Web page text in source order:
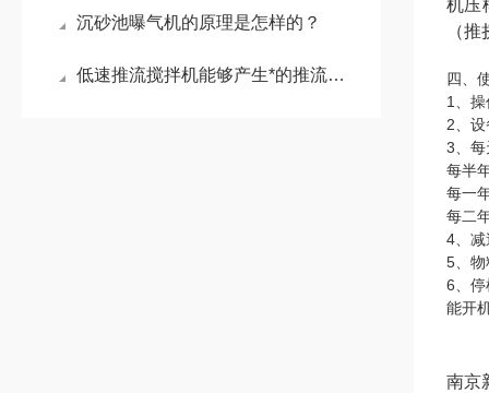
沉砂池曝气机的原理是怎样的？
低速推流搅拌机能够产生*的推流效应
机压
（
四、
1、
2、
3、每
每半
每一
每二
4、减
5、物
6、
能开
南京